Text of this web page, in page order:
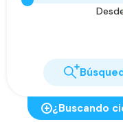
¿Buscando